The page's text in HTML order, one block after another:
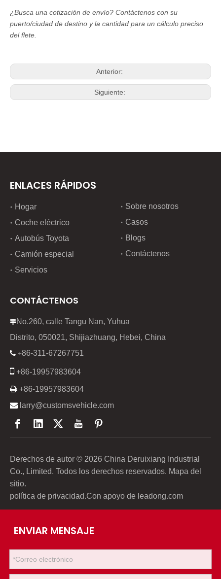
¿Busca una cotización de envío? Contáctenos con su
puerto/ciudad de destino y la cantidad para un cálculo preciso
del flete.
Anterior:
Siguiente:
ENLACES RÁPIDOS
Hogar
Coche eléctrico
Autobús Toyota
Camión especial
Servicios
Sobre nosotros
Casos
Blogs
Contáctenos
CONTÁCTENOS
No.260, calle Tangu Nan, Yuhua
Distrito, 050021, Shijiazhuang, Hebei, China
 +86-311-67267751
 +86-19957983604
 +86-19957983604
 larry@customsvehicle.com
Derechos de autor © 2026 China Deruixiang Industrial
Co., Limited. Todos los derechos reservados. Mapa del
sitio.
política de privacidad.Con apoyo de leadong.com
ENVIAR MENSAJE